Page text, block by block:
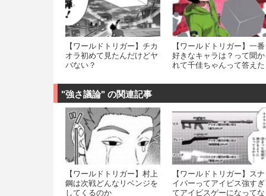
【ワールドトリガー】チカ
オラ初めて見たんだけどヤ
バない？
【ワールドトリガー】一番
好きなキャラは？って聞か
れて千佳ちゃんって答えた
"強さ議論" の関連記事
【ワールドトリガー】村上
鋼は次戦どんなリベンジを
してくるのか
【ワールドトリガー】スナ
イパーってアイビス強すぎ
てアイビスゲーになってな